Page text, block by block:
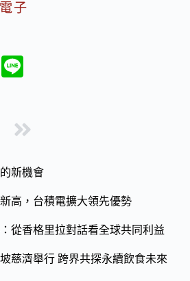
子
F
新機會
高，台積電擴大領先優勢
從香格里拉對話看全球共同利益
慈濟舉行 跨界共探永續飲食未來